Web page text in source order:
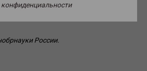
России.
конфиденциальности